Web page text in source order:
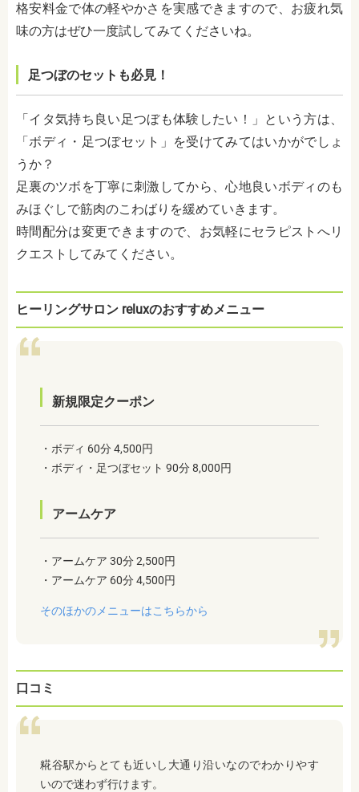
格安料金で体の軽やかさを実感できますので、お疲れ気
味の方はぜひ一度試してみてくださいね。
足つぼのセットも必見！
「イタ気持ち良い足つぼも体験したい！」という方は、
「ボディ・足つぼセット」を受けてみてはいかがでしょ
うか？
足裏のツボを丁寧に刺激してから、心地良いボディのも
みほぐしで筋肉のこわばりを緩めていきます。
時間配分は変更できますので、お気軽にセラピストへリ
クエストしてみてください。
ヒーリングサロン reluxのおすすめメニュー
新規限定クーポン
・ボディ 60分 4,500円
・ボディ・足つぼセット 90分 8,000円
アームケア
・アームケア 30分 2,500円
・アームケア 60分 4,500円
そのほかのメニューはこちらから
口コミ
糀谷駅からとても近いし大通り沿いなのでわかりやす
いので迷わず行けます。